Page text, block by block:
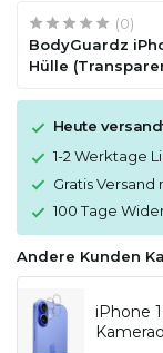
(0)
BodyGuardz
Hülle
Heute
1-2 Werktage
Gratis Versand
100 Tage
Andere Kunden
iPhone